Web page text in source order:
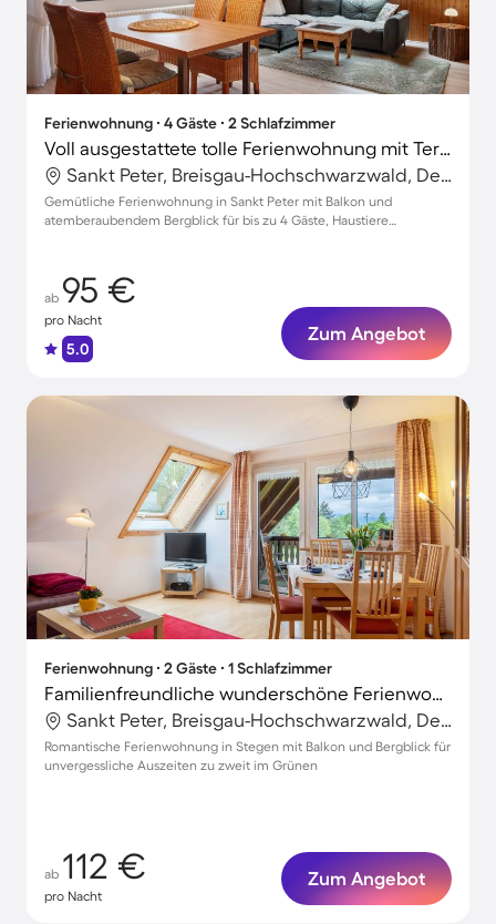
Ferienwohnung ∙ 4 Gäste ∙ 2 Schlafzimmer
Voll ausgestattete tolle Ferienwohnung mit Terrasse | Bergblick | Haustiere sind willkommen
Sankt Peter, Breisgau-Hochschwarzwald, Deutschland
Gemütliche Ferienwohnung in Sankt Peter mit Balkon und
atemberaubendem Bergblick für bis zu 4 Gäste, Haustiere
ab 95 €
pro Nacht
5.0
Zum Angebot
Ferienwohnung ∙ 2 Gäste ∙ 1 Schlafzimmer
Familienfreundliche wunderschöne Ferienwohnung mit Garten, Terrasse und Grill | Gartenblick
Sankt Peter, Breisgau-Hochschwarzwald, Deutschland
Romantische Ferienwohnung in Stegen mit Balkon und Bergblick für
unvergessliche Auszeiten zu zweit im Grünen
ab 112 €
pro Nacht
Zum Angebot